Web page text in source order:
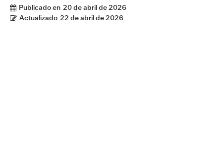
Publicado en 20 de abril de 2026
Actualizado 22 de abril de 2026